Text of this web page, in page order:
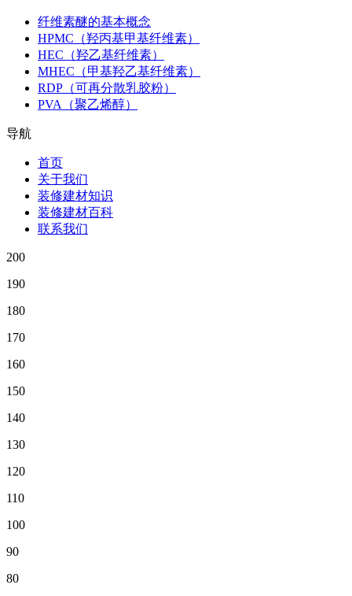
纤维素醚的基本概念
HPMC（羟丙基甲基纤维素）
HEC（羟乙基纤维素）
MHEC（甲基羟乙基纤维素）
RDP（可再分散乳胶粉）
PVA（聚乙烯醇）
导航
首页
关于我们
装修建材知识
装修建材百科
联系我们
200
190
180
170
160
150
140
130
120
110
100
90
80